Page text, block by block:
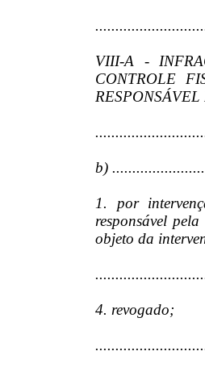
VIII-A -
CONTROLE
b)
1. por
responsável
objeto da
4. revogado;